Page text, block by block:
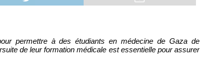
permettre à des étudiants en médecine de Gaza de
de leur formation médicale est essentielle pour assurer